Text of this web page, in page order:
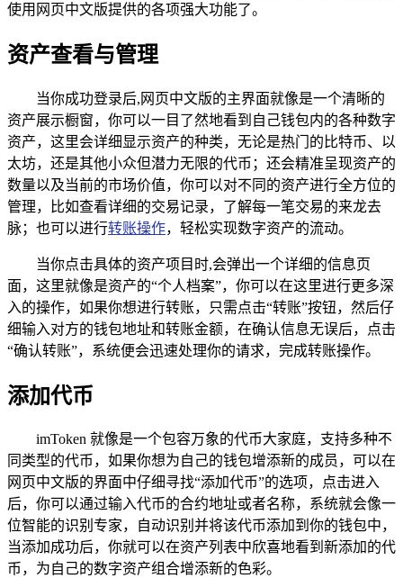
使用网页中文版提供的各项强大功能了。
资产查看与管理
当你成功登录后,网页中文版的主界面就像是一个清晰的
资产展示橱窗，你可以一目了然地看到自己钱包内的各种数字
资产，这里会详细显示资产的种类，无论是热门的比特币、以
太坊，还是其他小众但潜力无限的代币；还会精准呈现资产的
数量以及当前的市场价值，你可以对不同的资产进行全方位的
管理，比如查看详细的交易记录，了解每一笔交易的来龙去
脉；也可以进行转账操作，轻松实现数字资产的流动。
当你点击具体的资产项目时,会弹出一个详细的信息页
面，这里就像是资产的“个人档案”，你可以在这里进行更多深
入的操作，如果你想进行转账，只需点击“转账”按钮，然后仔
细输入对方的钱包地址和转账金额，在确认信息无误后，点击
“确认转账”，系统便会迅速处理你的请求，完成转账操作。
添加代币
imToken 就像是一个包容万象的代币大家庭，支持多种不
同类型的代币，如果你想为自己的钱包增添新的成员，可以在
网页中文版的界面中仔细寻找“添加代币”的选项，点击进入
后，你可以通过输入代币的合约地址或者名称，系统就会像一
位智能的识别专家，自动识别并将该代币添加到你的钱包中，
当添加成功后，你就可以在资产列表中欣喜地看到新添加的代
币，为自己的数字资产组合增添新的色彩。